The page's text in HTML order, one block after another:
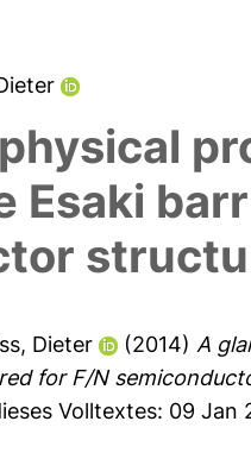
Esaki
Dieter (2014) A
for F/N
Volltextes: 09 Jan